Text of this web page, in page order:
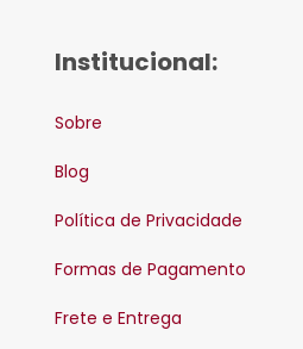
Institucional:
Sobre
Blog
Política de Privacidade
Formas de Pagamento
Frete e Entrega